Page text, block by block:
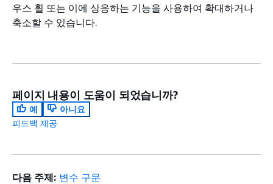
우스 휠 또는 이에 상응하는 기능을 사용하여 확대하거나
축소할 수 있습니다.
페이지 내용이 도움이 되었습니까?
예
아니요
피드백 제공
다음 주제: 변수 구문